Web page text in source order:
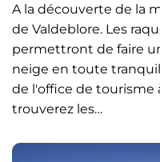
A la découverte de la
de Valdeblore. Les
permettront de faire
neige en toute
de l'office de tourisme
trouverez les…